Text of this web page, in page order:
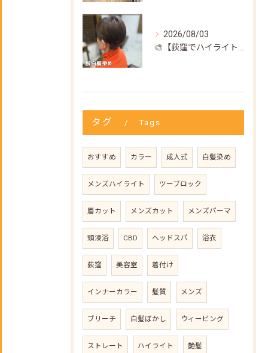
2026/08/03
🎨【荻窪でハイライト・カラーなら美容室トリコ】にお任せくださ...
タグ Tags
おすすめ カラー 成人式 白髪染め
メンズハイライト ツーブロック
眉カット メンズカット メンズパーマ
頭浸浴 CBD ヘッドスパ 浴衣
荻窪 美容室 着付け
インナーカラー 髪質 メンズ
ブリーチ 白髪ぼかし ウィービング
ストレート ハイライト 艶髪